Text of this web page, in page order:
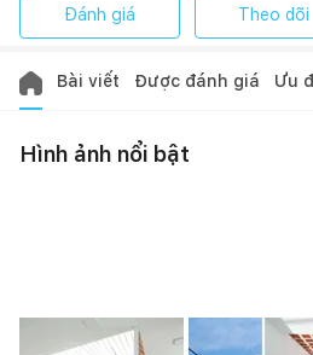
Đánh giá Theo dõi
Bài viết Được đánh giá Ưu
Hình ảnh nổi bật